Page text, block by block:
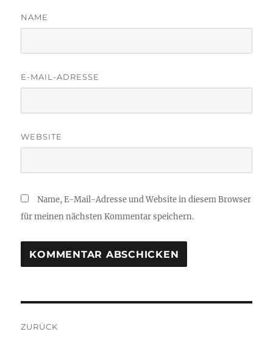
NAME
E-MAIL-ADRESSE
WEBSITE
Name, E-Mail-Adresse und Website in diesem Browser
für meinen nächsten Kommentar speichern.
ZURÜCK